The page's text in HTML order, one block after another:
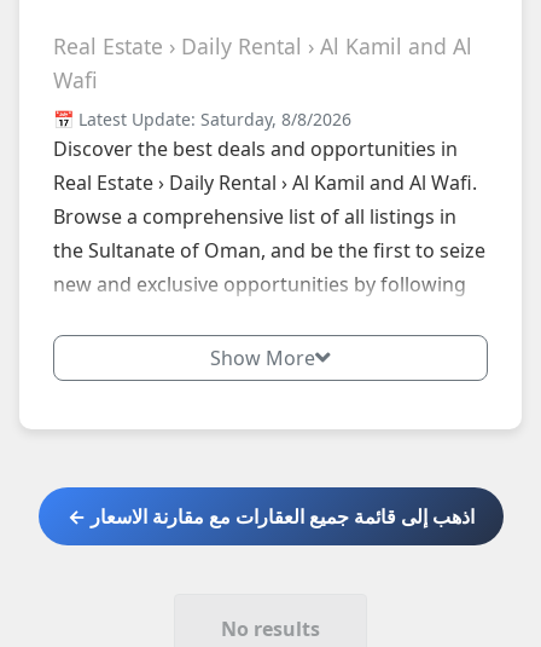
Real Estate › Daily Rental › Al Kamil and Al
Wafi
📅 Latest Update: Saturday, 8/8/2026
Discover the best deals and opportunities in
Real Estate › Daily Rental › Al Kamil and Al Wafi.
Browse a comprehensive list of all listings in
the Sultanate of Oman, and be the first to seize
new and exclusive opportunities by following
Show More
اذهب إلى قائمة جميع العقارات مع مقارنة الاسعار ←
No results